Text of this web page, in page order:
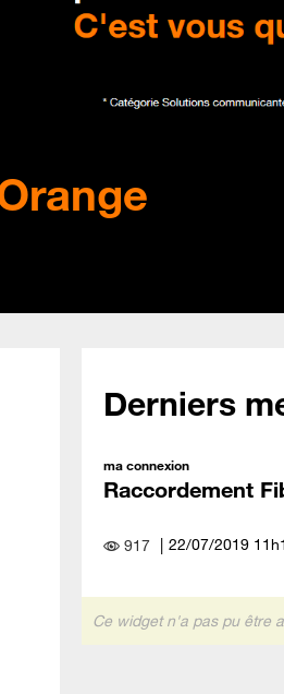
Derniers
ma connexion
Raccordement
917 ‎22/07/2019
Ce widget n'a pas pu être